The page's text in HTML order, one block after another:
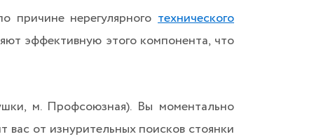
причине нерегулярного технического
эффективную этого компонента, что
м. Профсоюзная). Вы моментально
вас от изнурительных поисков стоянки